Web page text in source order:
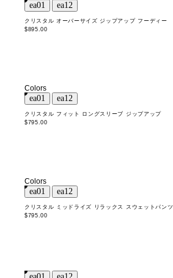
クリスタル オーバーサイズ ジップアップ フーディー
$895.00
Colors
クリスタル フィット ロングスリーブ ジップアップ
$795.00
Colors
クリスタル ミッドライズ リラックス スウェットパンツ
$795.00